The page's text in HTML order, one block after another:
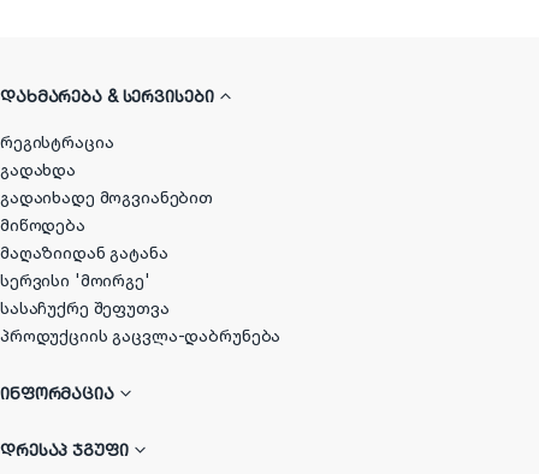
ᲓᲐᲮᲛᲐᲠᲔᲑᲐ & ᲡᲔᲠᲕᲘᲡᲔᲑᲘ
რეგისტრაცია
გადახდა
გადაიხადე მოგვიანებით
მიწოდება
მაღაზიიდან გატანა
სერვისი 'მოირგე'
სასაჩუქრე შეფუთვა
პროდუქციის გაცვლა-დაბრუნება
ᲘᲜᲤᲝᲠᲛᲐᲪᲘᲐ
ᲓᲠᲔᲡᲐᲞ ᲯᲒᲣᲤᲘ